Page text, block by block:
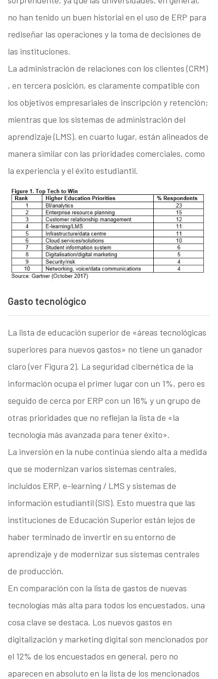
no han tenido un buen historial en el uso de ERP para
rediseñar las operaciones y la toma de decisiones de
las instituciones.
La administración de relaciones con los clientes (CRM)
, en tercera posición, es claramente compatible con
los objetivos empresariales de inscripción y retención;
mientras que los sistemas de administración del
aprendizaje (LMS), en cuarto lugar, están alineados de
manera similar con las prioridades comerciales, como
la experiencia y el éxito estudiantil.
Gasto tecnológico
La lista de educación superior de «áreas tecnológicas
superiores para nuevos gastos» no tiene un ganador
claro (ver Figura 2). La seguridad cibernética de la
información ocupa el primer lugar con un 1%, pero es
seguido de cerca por ERP con un 16% y un grupo de
otras prioridades que no reflejan la lista de «la
tecnología más avanzada para tener éxito».
La inversión en la nube continúa siendo alta a medida
que se modernizan varios sistemas centrales,
incluidos ERP, e-learning / LMS y sistemas de
información estudiantil (SIS). Esto muestra que las
instituciones de Educación Superior están lejos de
haber terminado de invertir en su entorno de
aprendizaje y de modernizar sus sistemas centrales
de producción.
En comparación con la lista de gastos de nuevas
tecnologías más alta para todos los encuestados, una
cosa clave se destaca. Los nuevos gastos en
digitalización y marketing digital son mencionados por
el 12% de los encuestados en general, pero no
aparecen en absoluto en la lista de los mencionados